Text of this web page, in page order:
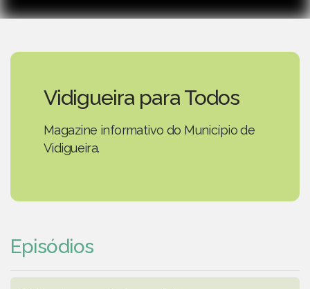
Vidigueira para Todos
Magazine informativo do Município de
Vidigueira.
Episódios